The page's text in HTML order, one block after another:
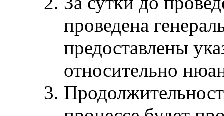
проведена
предоставлены
относительно